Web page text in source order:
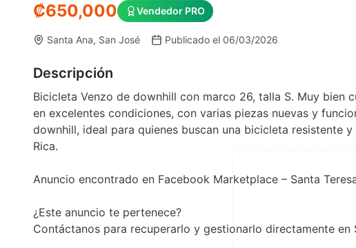
₡650,000 Vendedor PRO
Santa Ana, San José Publicado el 06/03/2026
Descripción
Bicicleta Venzo de downhill con marco 26, talla S. Muy bien
en excelentes condiciones, con varias piezas nuevas y
downhill, ideal para quienes buscan una bicicleta resistente
Rica.
Anuncio encontrado en Facebook Marketplace – Santa
¿Este anuncio te pertenece?
Contáctanos para recuperarlo y gestionarlo directamente en